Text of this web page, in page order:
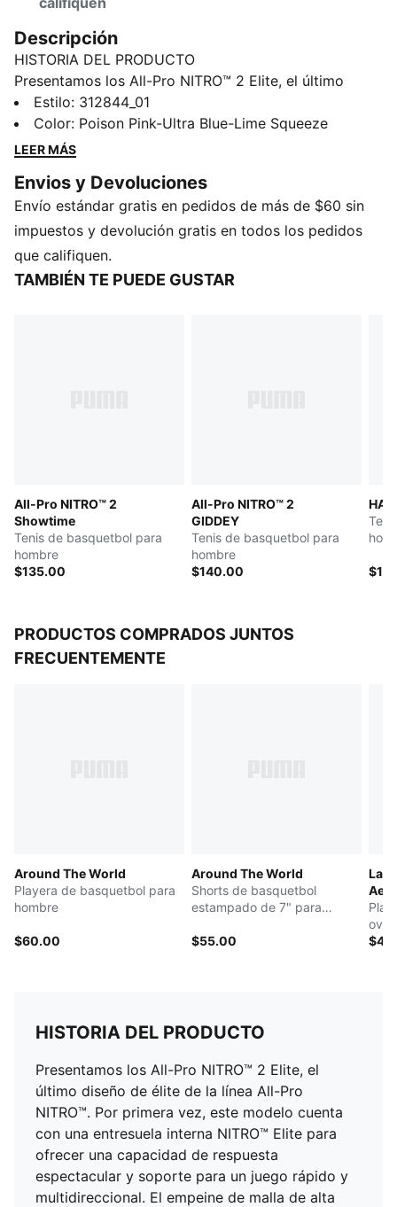
Descripción
HISTORIA DEL PRODUCTO
Presentamos los All-Pro NITRO™ 2 Elite, el último
diseño de élite de la línea All-Pro NITRO™. Por primera
vez, este modelo cuenta con una entresuela interna
NITRO™ Elite para ofrecer una capacidad de respuesta
multidireccional. El empeine de malla de alta
tecnología garantiza ligereza y estabilidad. Esta
combinación de colores especial rinde homenaje a la
emoción de competir en el escenario mundial.
CARACTERÍSTICAS Y BENEFICIOS
Suela con patrón de alta resistencia a la abrasión para
una mayor tracción
Estilo: 312844_01
Color: Poison Pink-Ultra Blue-Lime Squeeze
LEER MÁS
Envios y Devoluciones
Envío estándar gratis en pedidos de más de $60 sin
impuestos y devolución gratis en todos los pedidos
que califiquen.
TAMBIÉN TE PUEDE GUSTAR
All-Pro NITRO™ 2
Showtime
Tenis de basquetbol para
hombre
$135.00
All-Pro NITRO™ 2
GIDDEY
Tenis de basquetbol para
hombre
$140.00
PRODUCTOS COMPRADOS JUNTOS
FRECUENTEMENTE
Around The World
Playera de basquetbol para
hombre
$60.00
Around The World
Shorts de basquetbol
estampado de 7" para
$55.00
HISTORIA DEL PRODUCTO
Presentamos los All-Pro NITRO™ 2 Elite, el
último diseño de élite de la línea All-Pro
NITRO™. Por primera vez, este modelo cuenta
con una entresuela interna NITRO™ Elite para
ofrecer una capacidad de respuesta
espectacular y soporte para un juego rápido y
multidireccional. El empeine de malla de alta